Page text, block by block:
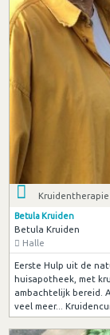
Kruidentherapie
Betula Kruiden
Betula Kruiden
Halle
Eerste Hulp uit de
huisapotheek, met
ambachtelijk bereid.
veel meer...